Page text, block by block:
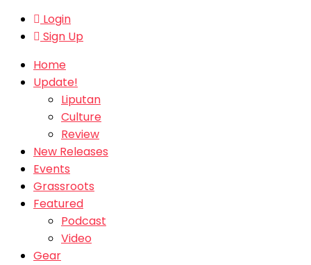
Login
Sign Up
Home
Update!
Liputan
Culture
Review
New Releases
Events
Grassroots
Featured
Podcast
Video
Gear